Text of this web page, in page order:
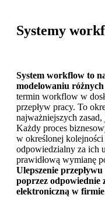
Systemy
System workflow to
modelowaniu
termin workflow w
przepływ pracy. To
najważniejszych
Każdy proces
w określonej
odpowiedzialny za ich
prawidłową wymianę
Ulepszenie
poprzez odpowiednie
elektroniczną w firmie